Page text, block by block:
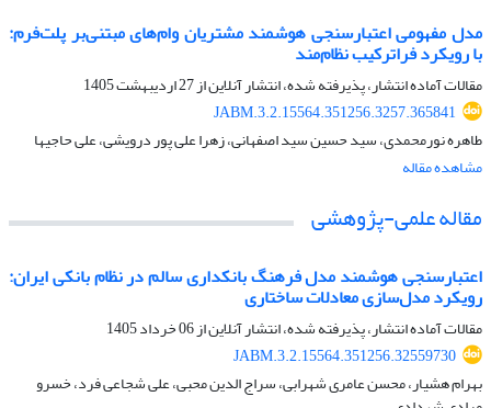
مدل مفهومی اعتبارسنجی هوشمند مشتریان وام‌های مبتنی‌بر پلت‌فرم:
با رویکرد فراترکیب نظام‌مند
مقالات آماده انتشار، پذیرفته شده، انتشار آنلاین از27 اردیبهشت 1405
JABM.3.2.15564.351256.3257.365841
طاهره نورمحمدی، سید حسین سید اصفهانی، زهرا علی پور درویشی، علی حاجیها
مشاهده مقاله
مقاله علمی-پژوهشی
اعتبارسنجی هوشمند مدل فرهنگ بانکداری سالم در نظام بانکی ایران:
رویکرد مدل‌سازی معادلات ساختاری
مقالات آماده انتشار، پذیرفته شده، انتشار آنلاین از06 خرداد 1405
JABM.3.2.15564.351256.32559730
بهرام هشیار، محسن عامری شهرابی، سراج الدین محبی، علی شجاعی فرد، خسرو